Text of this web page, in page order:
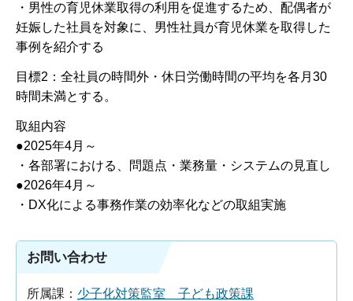
・男性の育児休業取得の利用を促進するため、配偶者が
妊娠した社員を対象に、男性社員が育児休業を取得した
事例を紹介する
目標2：全社員の時間外・休日労働時間の平均を各月30
時間未満とする。
取組内容
●2025年4月～
・各部署における、問題点・業務量・システムの見直し
●2026年4月～
・DX化による事務作業の効率化などの取組実施
お問い合わせ
所属課： 少子化対策監室 子ども政策課